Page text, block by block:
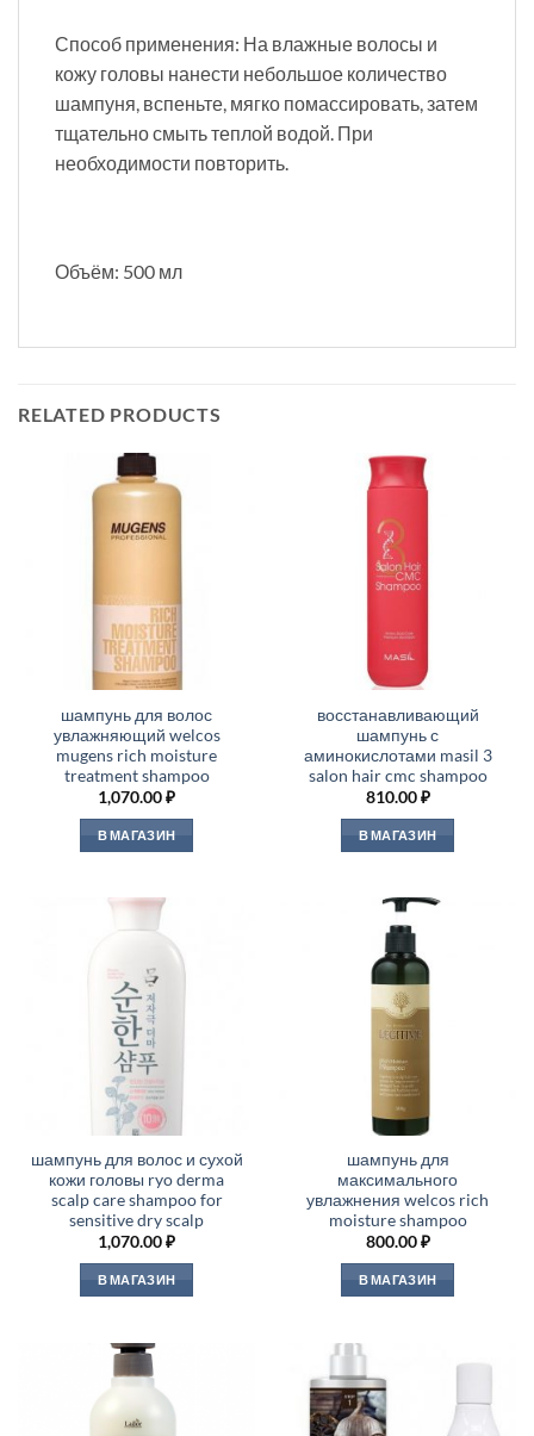
Способ применения: На влажные волосы и
кожу головы нанести небольшое количество
шампуня, вспеньте, мягко помассировать, затем
тщательно смыть теплой водой. При
необходимости повторить.
Объём: 500 мл
RELATED PRODUCTS
шампунь для волос
увлажняющий welcos
mugens rich moisture
treatment shampoo
1,070.00₽
В МАГАЗИН
восстанавливающий
шампунь с
аминокислотами masil 3
salon hair cmc shampoo
810.00₽
В МАГАЗИН
шампунь для волос и сухой
кожи головы ryo derma
scalp care shampoo for
sensitive dry scalp
1,070.00₽
В МАГАЗИН
шампунь для
максимального
увлажнения welcos rich
moisture shampoo
800.00₽
В МАГАЗИН